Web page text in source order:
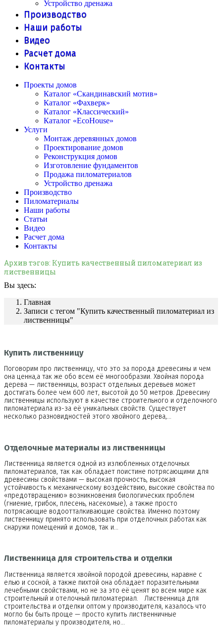
Устройство дренажа
Производство
Наши работы
Видео
Расчет дома
Контакты
Проекты домов
Каталог «Скандинавский мотив»
Каталог «Фахверк»
Каталог «Классический»
Каталог «EcoHouse»
Услуги
Монтаж деревянных домов
Проектирование домов
Реконструкция домов
Изготовление фундаментов
Продажа пиломатериалов
Устройство дренажа
Производство
Пиломатериалы
Наши работы
Статьи
Видео
Расчет дома
Контакты
Архив тэгов: Купить качественный пиломатериал из
лиственницы
Вы здесь:
Главная
Записи с тегом "Купить качественный пиломатериал из
лиственницы"
Купить лиственницу
Поговорим про лиственницу, что это за порода древесины и чем
она ценна,а так же обо всем её многообразии. Хвойная порода
дерева — лиственницы, возраст отдельных деревьев может
достигать более чем 600 лет, высотой до 50 метров. Древесину
лиственницы используют в качестве строительного и отделочного
пиломатериала из-за её уникальных свойств. Существует
несколько разновидностей этого хвойного дерева,…
Отделочные материалы из лиственницы
Лиственница является одной из излюбленных отделочных
пиломатериалов, так как обладает поистине потрясающими для
древесины свойствами — высокая прочность, высокая
устойчивость к механическому воздействию, высокие свойства по
«предотвращению» возникновения биологических проблем
(гниение, грибок, плесень, насекомые), а также просто
потрясающие водоотталкивающие свойства. Именно поэтому
лиственницу принято использовать при отделочных работах как
снаружи помещений и домов, так и…
Лиственница для строительства и отделки
Лиственница является хвойной породой древесины, наравне с
елью и сосной, а также пихтой она обладает поразительными
лечебными свойствами, но не за это её ценят во всем мире как
строительный и отелочный пиломатериал. Лиственница для
строительства и отделки оптом у производителя, казалось что
могло бы быть проще — просто купить лиственничные
пиломатериалы у производителя, но…